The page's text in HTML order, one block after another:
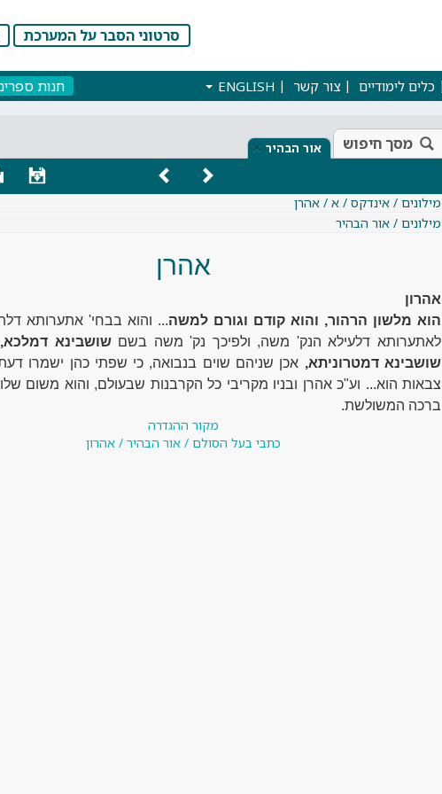
סרטוני הסבר על המערכת
כלים לימודיים צור קשר ENGLISH חנות
מסך חיפוש אור הבהיר ×
מילונים / אינדקס / א / אהרן
מילונים / אור הבהיר
אהרן
אהרון
הוא מלשון הרהור, והוא קודם וגורם למשה... והוא בבחי' אתערותא
לאתערותא דלעילא הנק' משה, ולפיכך נק' משה בשםשושבינא דמלכא,
שושבינא דמטרוניתא, אכן שניהם שוים בנבואה, כי שפתי כהן ישמרו
צבאות הוא... וע"כ אהרן ובניו מקריבי כל הקרבנות שבעולם, והוא משום
ברכה המשולשת.
מקור ההגדרה
כתבי בעל הסולם / אור הבהיר / אהרון